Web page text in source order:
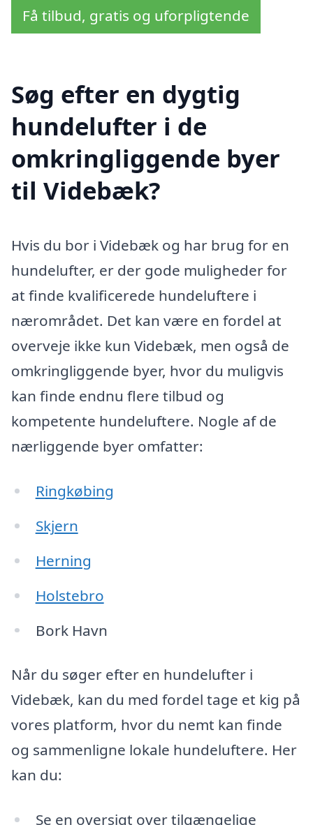
Få tilbud, gratis og uforpligtende
Søg efter en dygtig
hundelufter i de
omkringliggende byer
til Videbæk?
Hvis du bor i Videbæk og har brug for en
hundelufter, er der gode muligheder for
at finde kvalificerede hundeluftere i
nærområdet. Det kan være en fordel at
overveje ikke kun Videbæk, men også de
omkringliggende byer, hvor du muligvis
kan finde endnu flere tilbud og
kompetente hundeluftere. Nogle af de
nærliggende byer omfatter:
Ringkøbing
Skjern
Herning
Holstebro
Bork Havn
Når du søger efter en hundelufter i
Videbæk, kan du med fordel tage et kig på
vores platform, hvor du nemt kan finde
og sammenligne lokale hundeluftere. Her
kan du:
Se en oversigt over tilgængelige